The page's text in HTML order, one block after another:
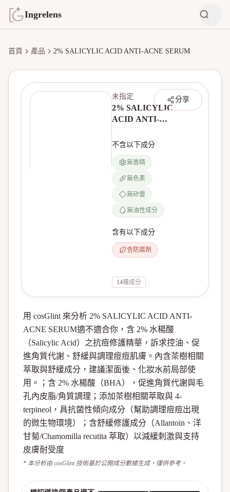
Ingrelens
首頁 產品 2% SALICYLIC ACID ANTI-ACNE SERUM
分享
未指定
2% SALICYLIC
ACID ANTI-
不含以下成分
無香精
無色素
無矽靈
無油性成分
含有以下成分
含防腐劑
14種成分
用 cosGlint 來分析 2% SALICYLIC ACID ANTI-
ACNE SERUM適不適合你，含 2% 水楊酸
（Salicylic Acid）之抗痘修護精華，訴求控油、促
進角質代謝、舒緩與調理痘痘肌膚。內含茶樹相關
萃取與舒緩成分，建議潔面後、化妝水前局部使
用。；含 2% 水楊酸（BHA），促進角質代謝與毛
孔內皮脂/角質調理；添加茶樹相關萃取與 4-
terpineol，具抗菌性傾向成分（幫助調理痘痘出現
的微生物環境）；含舒緩修護成分（Allantoin、洋
甘菊/Chamomilla recutita 萃取）以減緩刺激與支持
皮膚耐受度
* 本分析由 cosGlint 技術基於公開成分數據生成，僅供參考。